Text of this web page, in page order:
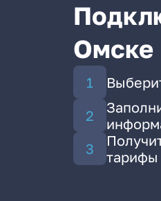
Омске
тарифы